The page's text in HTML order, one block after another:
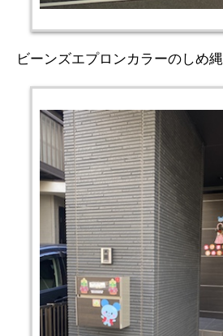
ビーンズエプロンカラーのしめ縄